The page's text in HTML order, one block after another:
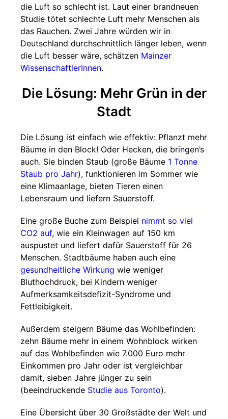
die Luft so schlecht ist. Laut einer brandneuen
Studie tötet schlechte Luft mehr Menschen als
das Rauchen. Zwei Jahre würden wir in
Deutschland durchschnittlich länger leben, wenn
die Luft besser wäre, schätzen Mainzer
WissenschaftlerInnen.
Die Lösung: Mehr Grün in der
Stadt
Die Lösung ist einfach wie effektiv: Pflanzt mehr
Bäume in den Block! Oder Hecken, die bringen’s
auch. Sie binden Staub (große Bäume 1 Tonne
Staub pro Jahr), funktionieren im Sommer wie
eine Klimaanlage, bieten Tieren einen
Lebensraum und liefern Sauerstoff.
Eine große Buche zum Beispiel nimmt so viel
CO2 auf, wie ein Kleinwagen auf 150 km
auspustet und liefert dafür Sauerstoff für 26
Menschen. Stadtbäume haben auch eine
gesundheitliche Wirkung wie weniger
Bluthochdruck, bei Kindern weniger
Aufmerksamkeitsdefizit-Syndrome und
Fettleibigkeit.
Außerdem steigern Bäume das Wohlbefinden:
zehn Bäume mehr in einem Wohnblock wirken
auf das Wohlbefinden wie 7.000 Euro mehr
Einkommen pro Jahr oder ist vergleichbar
damit, sieben Jahre jünger zu sein
(beeindruckende Studie aus Toronto).
Eine Übersicht über 30 Großstädte der Welt und